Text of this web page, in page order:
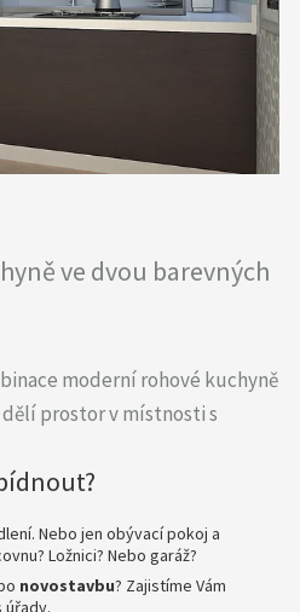
ve dvou barevných
moderní rohové kuchyně
prostor v místnosti s
Nebo jen obývací pokoj a
Ložnici? Nebo garáž?
novostavbu? Zajistíme Vám
úřady.